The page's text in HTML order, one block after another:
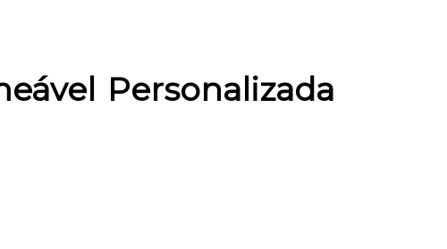
Personalizada